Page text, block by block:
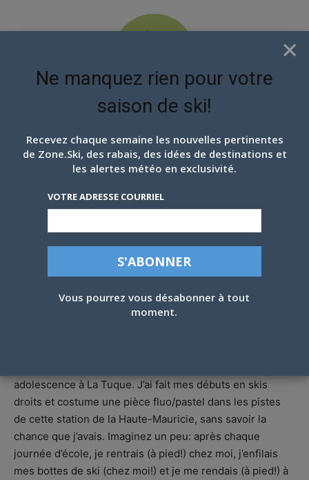
EN ATTENDANT LES
SKI LA TUQUE, L’URBAINE SKIABLE
adolescence à La Tuque. J’ai fait mes débuts en skis
droits et costume une pièce fluo/pastel dans les pistes
de cette station de la Haute-Mauricie, sans savoir la
chance que j’avais. Imaginez un peu: après chaque
journée d’école, je rentrais (à pied!) chez moi, j’enfilais
mes bottes de ski (chez moi!) et je me rendais (à pied!) à
×
Ne manquez rien pour votre
saison de ski!
Recevez chaque semaine les nouvelles pertinentes
de Zone.Ski, des rabais, des idées de destinations et
les alertes météo en exclusivité.
VOTRE ADRESSE COURRIEL
Vous pourrez vous désabonner à tout
moment.